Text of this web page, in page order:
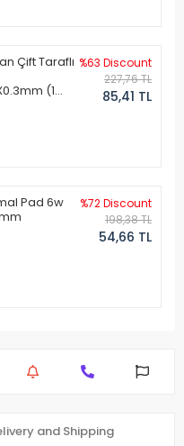
Çift Taraflı
(1
%63 Discount
227,76 TL
85,41 TL
Pad 6w
%72 Discount
198,38 TL
54,66 TL
and Shipping